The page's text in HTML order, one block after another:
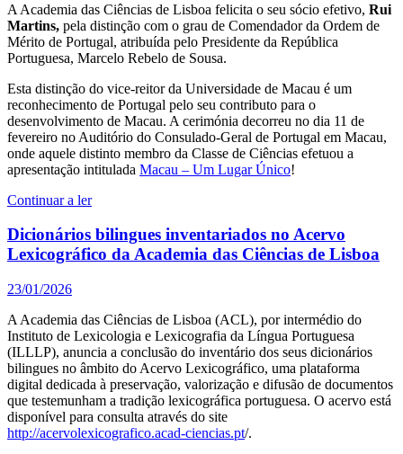
A Academia das Ciências de Lisboa felicita o seu sócio efetivo, Rui
Martins, pela distinção com o grau de Comendador da Ordem de
Mérito de Portugal, atribuída pelo Presidente da República
Portuguesa, Marcelo Rebelo de Sousa.
Esta distinção do vice-reitor da Universidade de Macau é um
reconhecimento de Portugal pelo seu contributo para o
desenvolvimento de Macau. A cerimónia decorreu no dia 11 de
fevereiro no Auditório do Consulado-Geral de Portugal em Macau,
onde aquele distinto membro da Classe de Ciências efetuou a
apresentação intitulada Macau – Um Lugar Único!
Continuar a ler
Dicionários bilingues inventariados no Acervo
Lexicográfico da Academia das Ciências de Lisboa
23/01/2026
A Academia das Ciências de Lisboa (ACL), por intermédio do
Instituto de Lexicologia e Lexicografia da Língua Portuguesa
(ILLLP), anuncia a conclusão do inventário dos seus dicionários
bilingues no âmbito do Acervo Lexicográfico, uma plataforma
digital dedicada à preservação, valorização e difusão de documentos
que testemunham a tradição lexicográfica portuguesa. O acervo está
disponível para consulta através do site
http://acervolexicografico.acad-ciencias.pt/.